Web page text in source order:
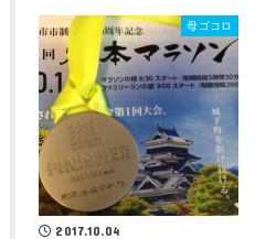
母ゴコロ
2017.10.04